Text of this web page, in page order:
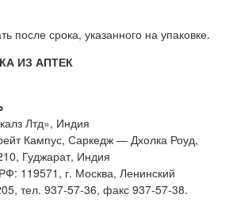
после срока, указанного на упаковке.
ИЗ АПТЕК
Лтд», Индия
Кампус, Саркедж — Дхолка Роуд,
Гуджарат, Индия
119571, г. Москва, Ленинский
тел. 937-57-36, факс 937-57-38.